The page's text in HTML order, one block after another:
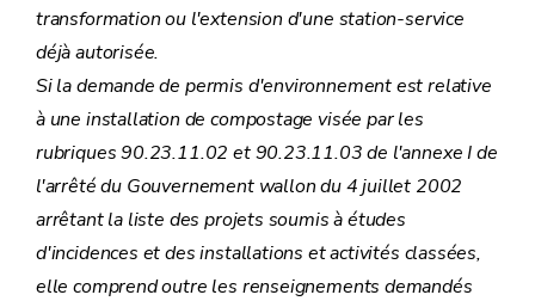
transformation ou l'extension d'une station-service
déjà autorisée.
Si la demande de permis d'environnement est relative
à une installation de compostage visée par les
rubriques 90.23.11.02 et 90.23.11.03 de l'annexe Ide
l'arrêté du Gouvernement wallon du 4 juillet 2002
arrêtant la liste des projets soumis à études
d'incidences et des installations et activités classées,
elle comprend outre les renseignements demandés